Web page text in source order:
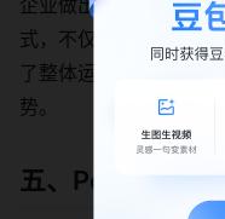
企业做出更明智的采购
式，不仅提高了资源利
了整体运营效率，使企
势。
五、Porton的成